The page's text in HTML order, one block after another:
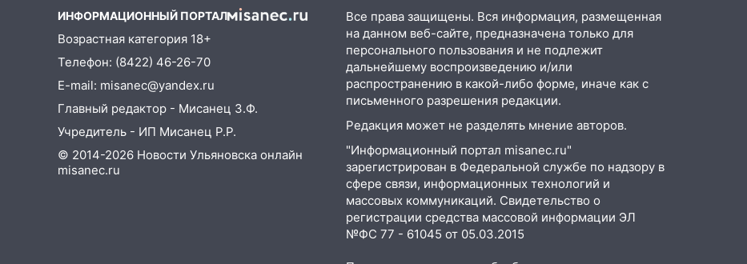
прошедшей недели в
Ульяновской области
08:20 В Ульяновске
восстановили трамвайную и
троллейбусную
инфраструктуру после шторма.
08:19 Внимание! В
Цильнинском районе пропал
67-летний мужчина
ИНФОРМАЦИОННЫЙ ПОРТАЛ
Возрастная категория 18+
Телефон: (8422) 46-26-70
E-mail: misanec@yandex.ru
Главный редактор - Мисанец З.Ф.
Учредитель - ИП Мисанец Р.Р.
© 2014-2026 Новости Ульяновска онлайн
misanec.ru
Все права защищены. Вся информация, размещенная
на данном веб-сайте, предназначена только для
персонального пользования и не подлежит
дальнейшему воспроизведению и/или
распространению в какой-либо форме, иначе как с
письменного разрешения редакции.
Редакция может не разделять мнение авторов.
"Информационный портал misanec.ru"
зарегистрирован в Федеральной службе по надзору в
сфере связи, информационных технологий и
массовых коммуникаций. Свидетельство о
регистрации средства массовой информации ЭЛ
№ФС 77 - 61045 от 05.03.2015